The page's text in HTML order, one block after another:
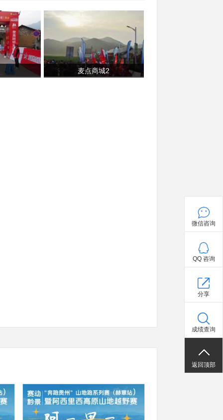
麦点商城2
微信咨询
QQ 咨询
分享
成绩查询
返回顶部